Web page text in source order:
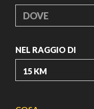
DOVE
NEL RAGGIO DI